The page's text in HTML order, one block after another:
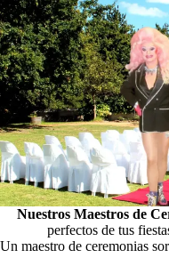
Nuestros Maestros de
perfectos de tus
Un maestro de ceremonias